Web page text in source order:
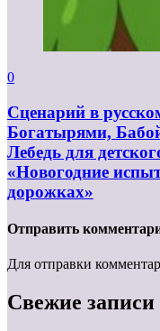
0
Сценарий в
Богатырями,
Лебедь для
«Новогодние
дорожках»
Отправить
Для отправки
Свежие записи